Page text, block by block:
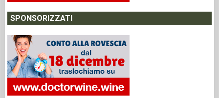
SPONSORIZZATI